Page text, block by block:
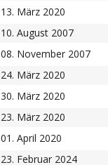
13. März 2020
10. August 2007
08. November 2007
24. März 2020
30. März 2020
23. März 2020
01. April 2020
23. Februar 2024